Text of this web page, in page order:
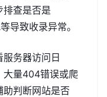
排查是否是
导致收录异常。
服务器访问日
大量404错误或爬
判断网站是否